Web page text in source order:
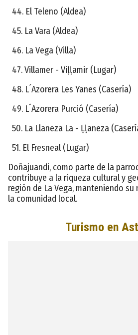
44. El Teleno (Aldea)
45. La Vara (Aldea)
46. La Vega (Villa)
47. Villamer - Viḷḷamir (Lugar)
48. L´Azorera Les Yanes (Casería)
49. L´Azorera Purció (Casería)
50. La Llaneza La - Ḷḷaneza
51. El Fresneal (Lugar)
Doñajuandi, como parte de la
contribuye a la riqueza cultural y
región de La Vega, manteniendo
la comunidad local.